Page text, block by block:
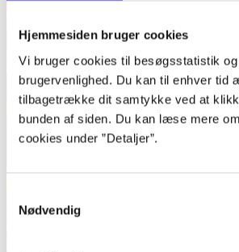
Hjemmesiden bruger cookies
Vi bruger cookies til besøgsstatistik
brugervenlighed. Du kan til enhver tid
tilbagetrække dit samtykke ved at
bunden af siden. Du kan læse mere
cookies under ”Detaljer”.
Nødvendig